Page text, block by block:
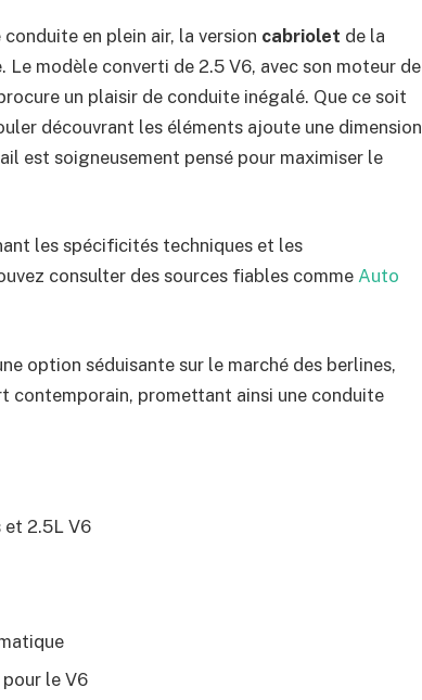
en plein air, la version cabriolet de la
modèle converti de 2.5 V6, avec son moteur de
un plaisir de conduite inégalé. Que ce soit
découvrant les éléments ajoute une dimension
est soigneusement pensé pour maximiser le
les spécificités techniques et les
consulter des sources fiables comme Auto
option séduisante sur le marché des berlines,
promettant ainsi une conduite
et 2.5L V6
pour le V6